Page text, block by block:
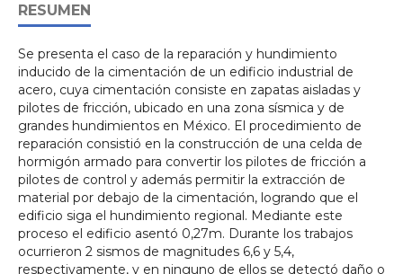
RESUMEN
Se presenta el caso de la reparación y hundimiento
inducido de la cimentación de un edificio industrial de
acero, cuya cimentación consiste en zapatas aisladas y
pilotes de fricción, ubicado en una zona sísmica y de
grandes hundimientos en México. El procedimiento de
reparación consistió en la construcción de una celda de
hormigón armado para convertir los pilotes de fricción a
pilotes de control y además permitir la extracción de
material por debajo de la cimentación, logrando que el
edificio siga el hundimiento regional. Mediante este
proceso el edificio asentó 0,27m. Durante los trabajos
ocurrieron 2 sismos de magnitudes 6,6 y 5,4,
respectivamente, y en ninguno de ellos se detectó daño o